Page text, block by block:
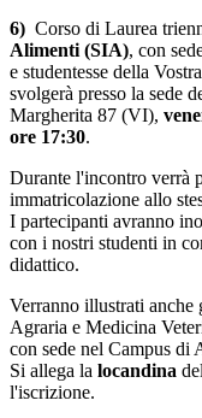
6) Corso di Laurea
Alimenti (SIA), con
e studentesse della
svolgerà presso la sede
Margherita 87 (VI),
ore 17:30.
Durante l'incontro verrà
immatricolazione allo
I partecipanti avranno
con i nostri studenti in
didattico.
Verranno illustrati
Agraria e Medicina
con sede nel Campus di
Si allega la locandina
l'iscrizione.